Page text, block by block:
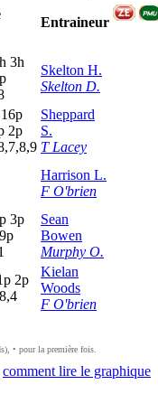
Entraineur
h 3h
p
Skelton H.
Skelton D.
16p
2p
Sheppard
S.
T Lacey
Harrison L.
F O'brien
p 3p
9p
Sean
Bowen
Murphy O.
p 2p
Kielan
Woods
F O'brien
• pour la première fois.
comment lire le graphique